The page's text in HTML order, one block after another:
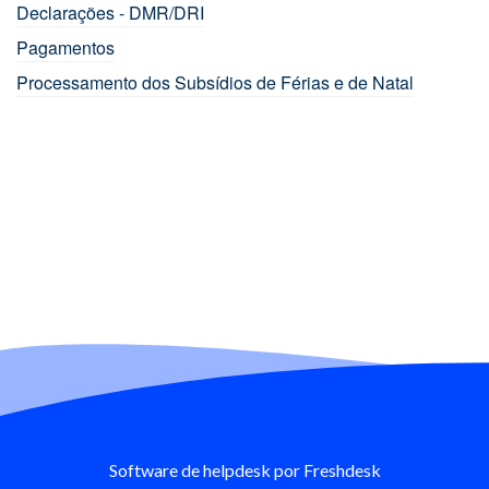
Declarações - DMR/DRI
Pagamentos
Processamento dos Subsídios de Férias e de Natal
Software de helpdesk por Freshdesk